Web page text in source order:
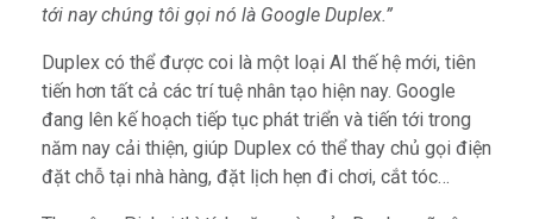
tới nay chúng tôi gọi nó là Google Duplex.”
Duplex có thể được coi là một loại AI thế hệ mới, tiên
tiến hơn tất cả các trí tuệ nhân tạo hiện nay. Google
đang lên kế hoạch tiếp tục phát triển và tiến tới trong
năm nay cải thiện, giúp Duplex có thể thay chủ gọi điện
đặt chỗ tại nhà hàng, đặt lịch hẹn đi chơi, cắt tóc…